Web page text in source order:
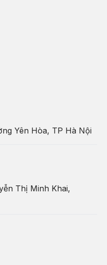
hoặc tự do trải nghiệm
hòa mình với cuộc sống
thăng, du thuyền đêm
thức lẩu nồi hầm Đông Bắc,
tế Kim Lập Tam Á hoặc
Yên Hòa, TP Hà Nội
Thị Minh Khai,